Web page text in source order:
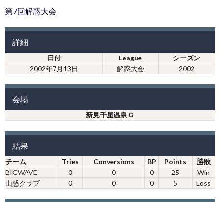
第7回解惑大会
詳細
日付 League
シーズン
2002年7月13日
解惑大会 2002
会場
新見千屋温泉Ｇ
結果
チーム Tries Conversions BP Points
勝敗
BIGWAVE
0 0 0 25
Win
山惑クラブ
0 0 0 5 Loss